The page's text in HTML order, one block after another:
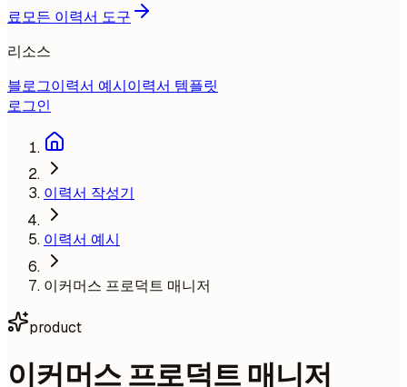
료모든 이력서 도구
리소스
블로그이력서 예시이력서 템플릿
로그인
이력서 작성기
이력서 예시
이커머스 프로덕트 매니저
product
이커머스 프로덕트 매니저